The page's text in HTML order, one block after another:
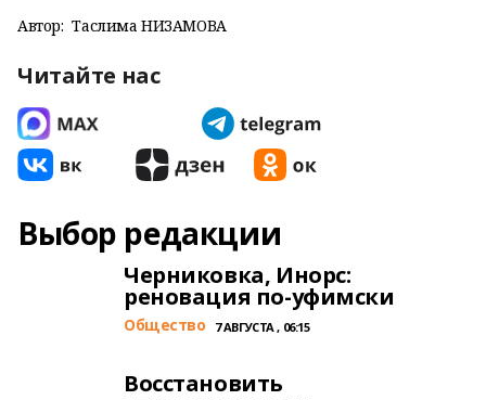
Автор: Таслима НИЗАМОВА
Читайте нас
Выбор редакции
Черниковка, Инорс:
реновация по-уфимски
Общество 7 АВГУСТА , 06:15
Восстановить